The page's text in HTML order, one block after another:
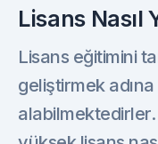
Lisans Nasıl
Lisans eğitimini
geliştirmek